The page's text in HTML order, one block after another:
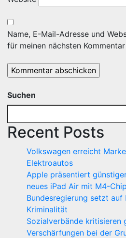
Name, E-Mail-Adresse und
für meinen nächsten
Suchen
Recent Posts
Volkswagen erreicht
Elektroautos
Apple präsentiert
neues iPad Air mit M4-Chip
Bundesregierung setzt
Kriminalität
Sozialverbände kritisieren
Verschärfungen bei der